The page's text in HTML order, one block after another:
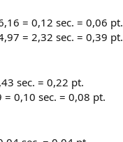
= 0,12 sec. = 0,06 pt.
= 2,32 sec. = 0,39 pt.
sec. = 0,22 pt.
0,10 sec. = 0,08 pt.